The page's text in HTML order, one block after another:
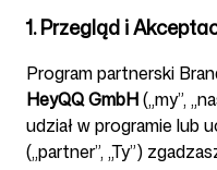
Centrum
1. Przegląd i
Program partnerski
HeyQQ GmbH(„my”,
udział w programie lub
(„partner”, „Ty”)